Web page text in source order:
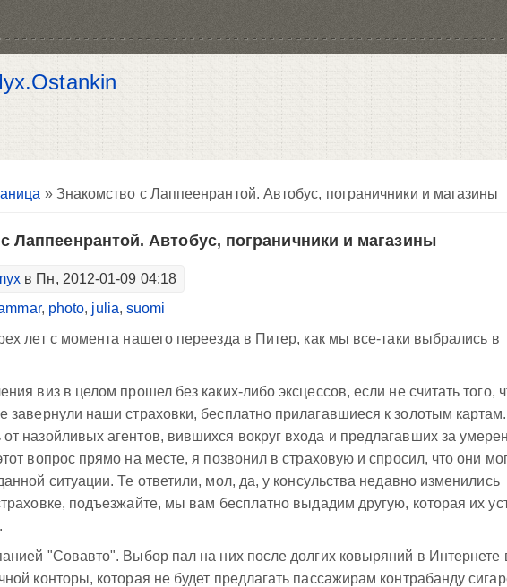
» Знакомство с Лаппеенрантой. Автобус, пограничники и магазины
Лаппеенрантой. Автобус, пограничники и магазины
в Пн, 2012-01-09 04:18
, photo, julia,suomi
лет с момента нашего переезда в Питер, как мы все-таки выбрались в
виз в целом прошел без каких-либо эксцессов, если не считать того,
завернули наши страховки, бесплатно прилагавшиеся к золотым картам.
назойливых агентов, вившихся вокруг входа и предлагавших за
вопрос прямо на месте, я позвонил в страховую и спросил, что они
ситуации. Те ответили, мол, да, у консульства недавно изменились
подъезжайте, мы вам бесплатно выдадим другую, которая их
"Совавто". Выбор пал на них после долгих ковыряний в Интернете
конторы, которая не будет предлагать пассажирам контрабанду